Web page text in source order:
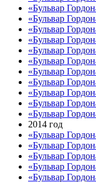
«Бульвар
«Бульвар
«Бульвар
«Бульвар
«Бульвар
«Бульвар
«Бульвар
«Бульвар
«Бульвар
«Бульвар
«Бульвар
2014 год
«Бульвар
«Бульвар
«Бульвар
«Бульвар
«Бульвар